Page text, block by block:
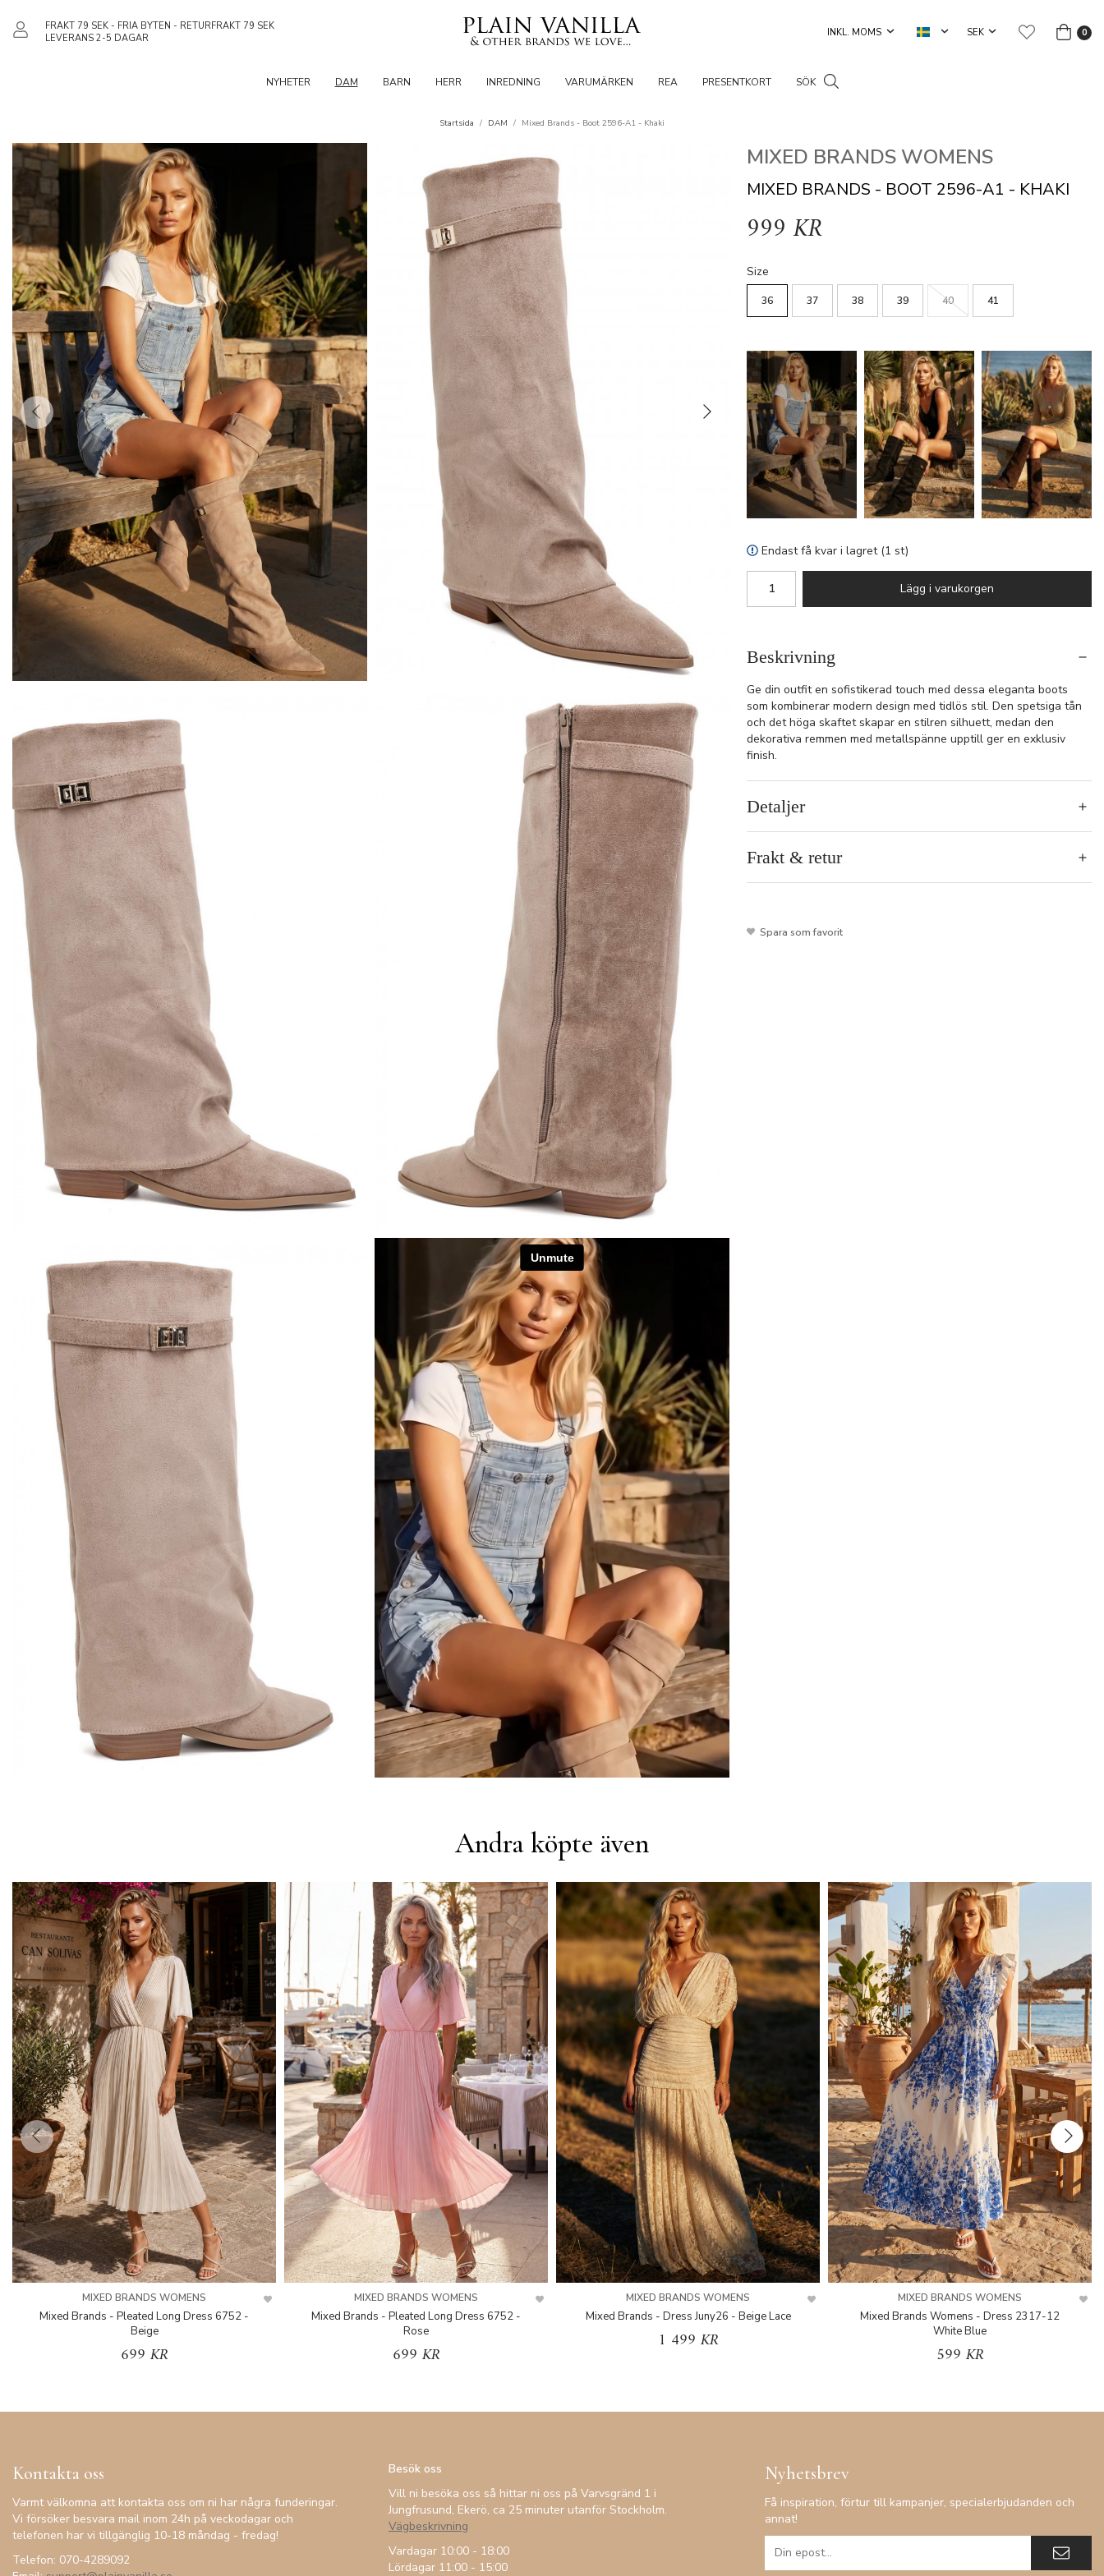
FRAKT 79 SEK - FRIA BYTEN - RETURFRAKT 79 SEK
LEVERANS 2-5 DAGAR
0
NYHETER DAM BARN HERR INREDNING VARUMÄRKEN REA PRESENTKORT SÖK
Startsida / DAM / Mixed Brands - Boot 2596-A1 - Khaki
MIXED BRANDS WOMENS
MIXED BRANDS - BOOT 2596-A1 - KHAKI
999 KR
Size
36 37 38 39 40 41
Endast få kvar i lagret (1 st)
Lägg i varukorgen
Beskrivning
Ge din outfit en sofistikerad touch med dessa eleganta boots
som kombinerar modern design med tidlös stil. Den spetsiga tån
och det höga skaftet skapar en stilren silhuett, medan den
dekorativa remmen med metallspänne upptill ger en exklusiv
finish.
Detaljer
Frakt & retur
Spara som favorit
Andra köpte även
MIXED BRANDS WOMENS
Mixed Brands - Pleated Long Dress 6752 -
Beige
699 KR
MIXED BRANDS WOMENS
Mixed Brands - Pleated Long Dress 6752 -
Rose
699 KR
MIXED BRANDS WOMENS
Mixed Brands - Dress Juny26 - Beige Lace
1 499 KR
MIXED BRANDS WOMENS
Mixed Brands Womens - Dress 2317-12
White Blue
599 KR
Kontakta oss
Varmt välkomna att kontakta oss om ni har några funderingar.
Vi försöker besvara mail inom 24h på veckodagar och
telefonen har vi tillgänglig 10-18 måndag - fredag!
Telefon: 070-4289092
Besök oss
Vill ni besöka oss så hittar ni oss på Varvsgränd 1 i
Jungfrusund, Ekerö, ca 25 minuter utanför Stockholm.
Vägbeskrivning
Vardagar 10:00 - 18:00
Lördagar 11:00 - 15:00
Nyhetsbrev
Få inspiration, förtur till kampanjer, specialerbjudanden och
annat!